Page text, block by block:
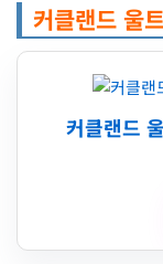
커클랜드 울
커클랜드